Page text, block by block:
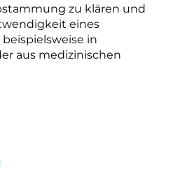
zu klären und
eines
in
aus medizinischen